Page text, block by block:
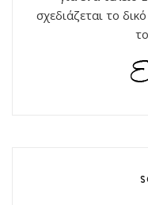
σχεδιάζεται το